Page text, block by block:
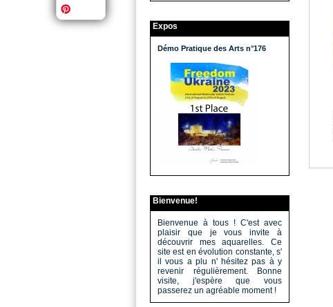
Expos
Démo Pratique des Arts n°176
Bienvenue!
Bienvenue à tous ! C'est avec
plaisir que je vous invite à
découvrir mes aquarelles. Ce
site est en évolution constante, s'
il vous a plu n' hésitez pas à y
revenir régulièrement. Bonne
visite, j'espère que vous
passerez un agréable moment !